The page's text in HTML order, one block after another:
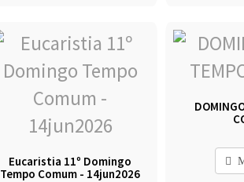
Eucaristia 11º Domingo
Tempo Comum - 14jun2026